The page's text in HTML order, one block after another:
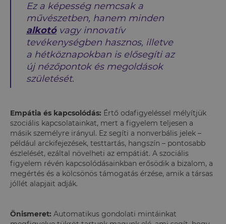
Ez a képesség nemcsak a
művészetben, hanem minden
alkotóvagy innovatív
tevékenységben hasznos, illetve
a hétköznapokban is elősegíti az
új nézőpontok és megoldások
születését.
Empátia és kapcsolódás: Értő odafigyeléssel mélyítjük
szociális kapcsolatainkat, mert a figyelem teljesen a
másik személyre irányul. Ez segíti a nonverbális jelek –
például arckifejezések, testtartás, hangszín – pontosabb
észlelését, ezáltal növelheti az empátiát. A szociális
figyelem révén kapcsolódásainkban erősödik a bizalom, a
megértés és a kölcsönös támogatás érzése, amik a társas
jóllét alapjait adják.
Önismeret: Automatikus gondolati mintáinkat